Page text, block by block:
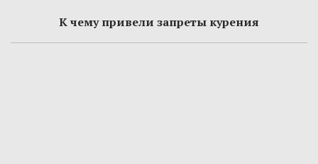
К чему привели запреты курения